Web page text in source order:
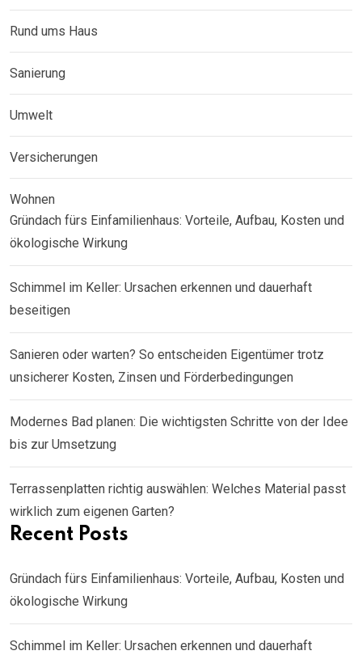
Rund ums Haus
Sanierung
Umwelt
Versicherungen
Wohnen
Gründach fürs Einfamilienhaus: Vorteile, Aufbau, Kosten und
ökologische Wirkung
Schimmel im Keller: Ursachen erkennen und dauerhaft
beseitigen
Sanieren oder warten? So entscheiden Eigentümer trotz
unsicherer Kosten, Zinsen und Förderbedingungen
Modernes Bad planen: Die wichtigsten Schritte von der Idee
bis zur Umsetzung
Terrassenplatten richtig auswählen: Welches Material passt
wirklich zum eigenen Garten?
Recent Posts
Gründach fürs Einfamilienhaus: Vorteile, Aufbau, Kosten und
ökologische Wirkung
Schimmel im Keller: Ursachen erkennen und dauerhaft